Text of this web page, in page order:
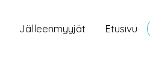
Jälleenmyyjät Etusivu